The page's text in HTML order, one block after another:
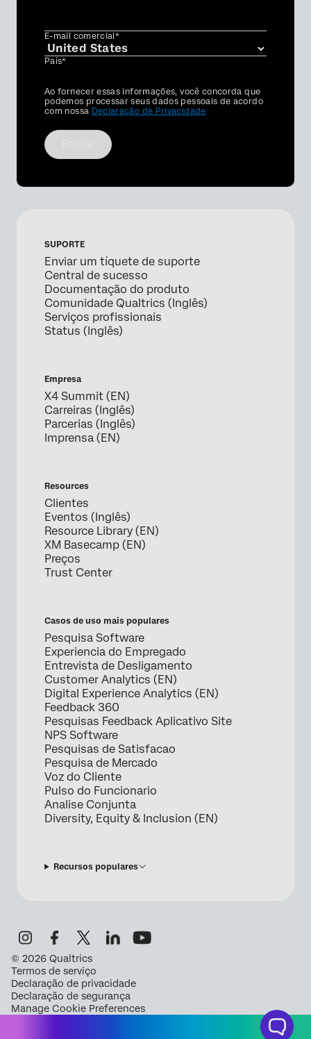
E-mail comercial*
País*
Privacy
Optin
Ao fornecer essas informações, você concorda que
podemos processar seus dados pessoais de acordo
com nossa Declaração de Privacidade
SUPORTE
Enviar um tíquete de suporte
Central de sucesso
Documentação do produto
Comunidade Qualtrics (Inglês)
Serviços profissionais
Status (Inglês)
Empresa
X4 Summit (EN)
Carreiras (Inglês)
Parcerias (Inglês)
Imprensa (EN)
Resources
Clientes
Eventos (Inglês)
Resource Library (EN)
XM Basecamp (EN)
Preços
Trust Center
Casos de uso mais populares
Pesquisa Software
Experiencia do Empregado
Entrevista de Desligamento
Customer Analytics (EN)
Digital Experience Analytics (EN)
Feedback 360
Pesquisas Feedback Aplicativo Site
NPS Software
Pesquisas de Satisfacao
Pesquisa de Mercado
Voz do Cliente
Pulso do Funcionario
Analise Conjunta
Diversity, Equity & Inclusion (EN)
Recursos populares
© 2026 Qualtrics
Termos de serviço
Declaração de privacidade
Declaração de segurança
Manage Cookie Preferences